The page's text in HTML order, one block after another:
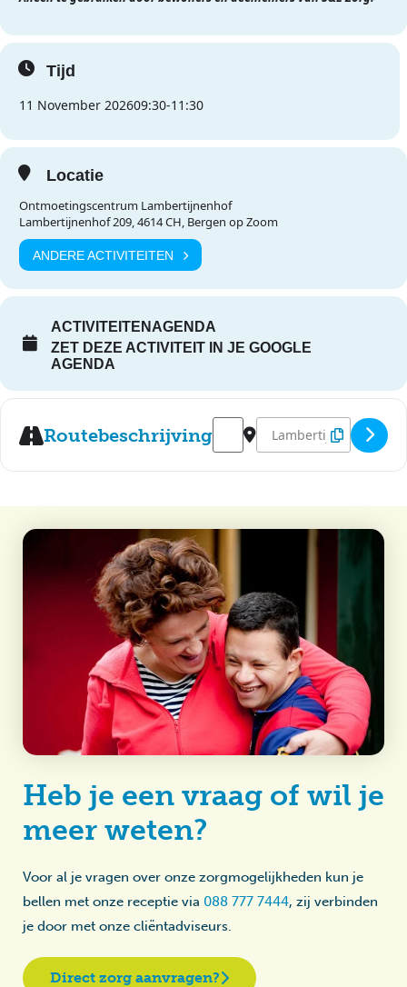
Tijd
11 November 202609:30-11:30
Locatie
Ontmoetingscentrum Lambertijnenhof
Lambertijnenhof 209, 4614 CH, Bergen op Zoom
ANDERE ACTIVITEITEN
ACTIVITEITENAGENDA
ZET DEZE ACTIVITEIT IN JE GOOGLE
AGENDA
Routebeschrijving
Address - Speel-o-theek
Destination Address -
Heb je een vraag of wil je
meer weten?
Voor al je vragen over onze zorgmogelijkheden kun je
bellen met onze receptie via 088 777 7444, zij verbinden
je door met onze cliëntadviseurs.
Direct zorg aanvragen?